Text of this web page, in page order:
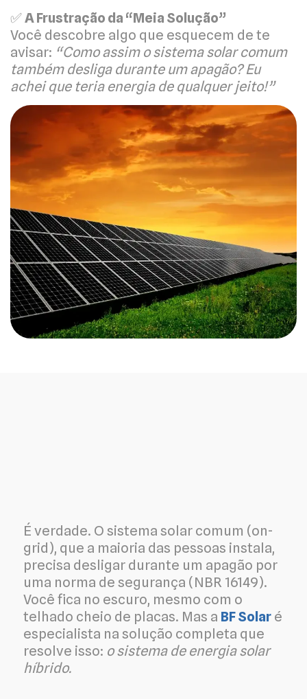
✅A Frustração da “Meia Solução”
Você descobre algo que esquecem de te
avisar: “Como assim o sistema solar comum
também desliga durante um apagão? Eu
achei que teria energia de qualquer jeito!”
É verdade. O sistema solar comum (on-
grid), que a maioria das pessoas instala,
precisa desligar durante um apagão por
uma norma de segurança (NBR 16149).
Você fica no escuro, mesmo com o
telhado cheio de placas. Mas a BF Solar é
especialista na solução completa que
resolve isso: o sistema de energia solar
híbrido.